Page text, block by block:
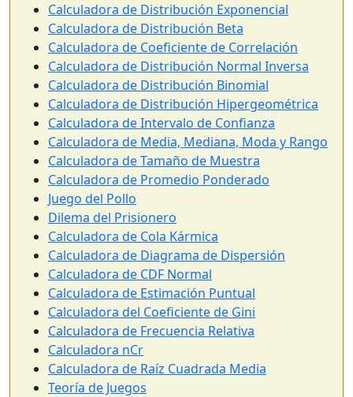
Calculadora de Distribución Exponencial
Calculadora de Distribución Beta
Calculadora de Coeficiente de Correlación
Calculadora de Distribución Normal Inversa
Calculadora de Distribución Binomial
Calculadora de Distribución Hipergeométrica
Calculadora de Intervalo de Confianza
Calculadora de Media, Mediana, Moda y Rango
Calculadora de Tamaño de Muestra
Calculadora de Promedio Ponderado
Juego del Pollo
Dilema del Prisionero
Calculadora de Cola Kármica
Calculadora de Diagrama de Dispersión
Calculadora de CDF Normal
Calculadora de Estimación Puntual
Calculadora del Coeficiente de Gini
Calculadora de Frecuencia Relativa
Calculadora nCr
Calculadora de Raíz Cuadrada Media
Teoría de Juegos